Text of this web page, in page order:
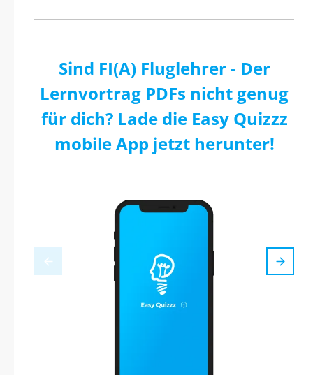
Sind FI(A) Fluglehrer - Der
Lernvortrag PDFs nicht genug
für dich? Lade die Easy Quizzz
mobile App jetzt herunter!